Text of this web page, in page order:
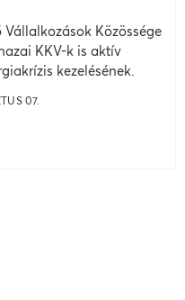
Közössége
KKV-k is aktív
kezelésének.
07.